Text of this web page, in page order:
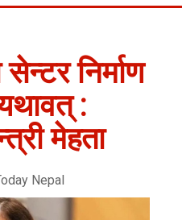
निर्माण
:
मेहता
Nepal